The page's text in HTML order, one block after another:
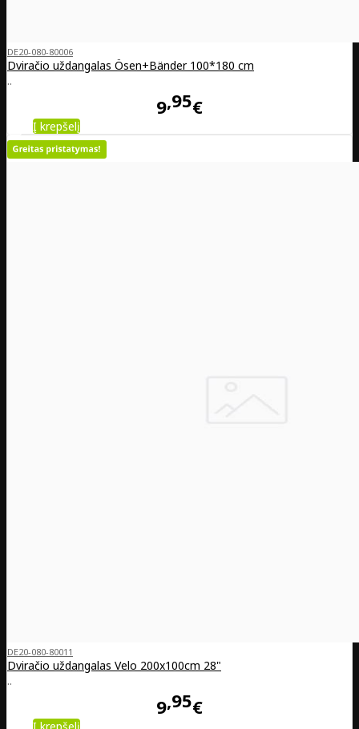
DE20-080-80006
Dviračio uždangalas Ösen+Bänder 100*180 cm
..
9 95€
Į krepšelį
DE20-080-80011
Dviračio uždangalas Velo 200x100cm 28"
..
9 95€